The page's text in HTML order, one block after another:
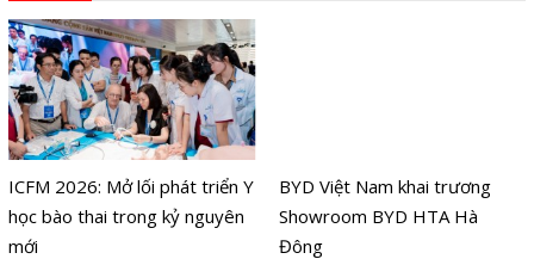
ICFM 2026: Mở lối phát triển Y
học bào thai trong kỷ nguyên
mới
BYD Việt Nam khai trương
Showroom BYD HTA Hà
Đông